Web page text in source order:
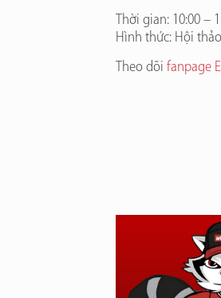
Thời gian: 10:00 –
Hình thức: Hội
Theo dõifanpage